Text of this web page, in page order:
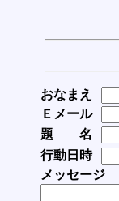
おなまえ
Ｅメール
題 名
行動日時
メッセージ